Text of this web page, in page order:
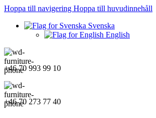
Hoppa till navigering Hoppa till huvudinnehåll
Svenska
English
+46 70 993 99 10
+46 70 273 77 40